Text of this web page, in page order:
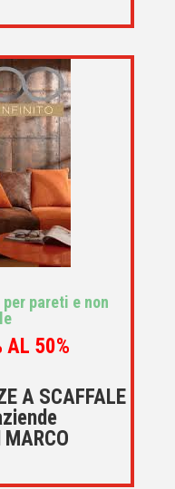
pareti e non
AL 50%
A SCAFFALE